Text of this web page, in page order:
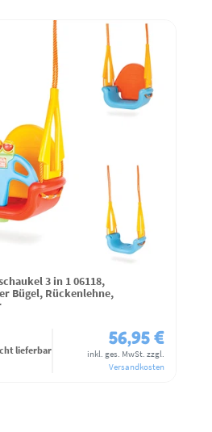
3 in 1 06118,
Bügel, Rückenlehne,
lieferbar
56,95 €
inkl. ges. MwSt. zzgl.
Versandkosten